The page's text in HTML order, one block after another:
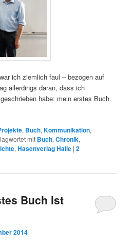
ich ziemlich faul – bezogen auf
allerdings daran, dass ich
habe: mein erstes Buch.
, Buch,Kommunikation,
mit Buch,Chronik,
,Hasenverlag Halle |2
Buch ist
2014